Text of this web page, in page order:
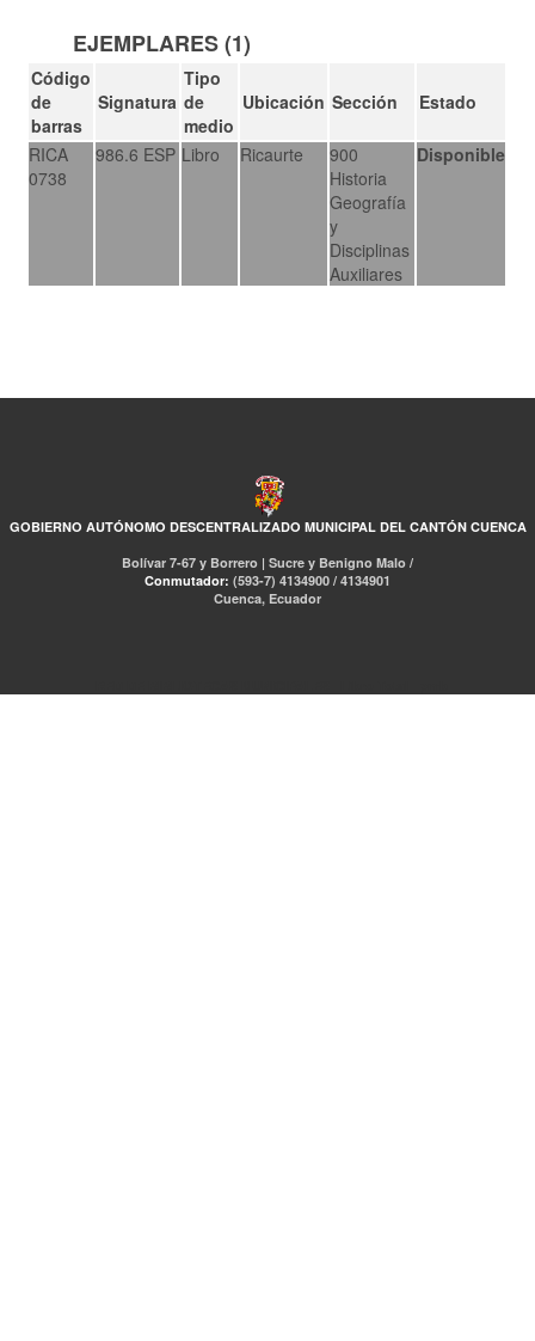
EJEMPLARES (1)
Código
de
barras
Signatura
Tipo
de
medio
Ubicación Sección Estado
RICA
0738
986.6 ESP Libro Ricaurte
900
Historia
Geografía
y
Disciplinas
Auxiliares
Disponible
GOBIERNO AUTÓNOMO DESCENTRALIZADO MUNICIPAL DEL CANTÓN CUENCA
Bolívar 7-67 y Borrero | Sucre y Benigno Malo /
Conmutador: (593-7) 4134900 / 4134901
Cuenca, Ecuador